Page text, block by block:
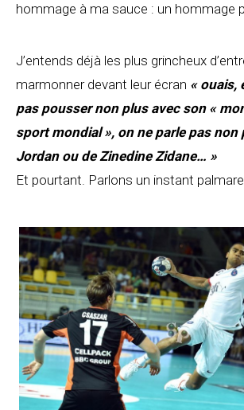
hommage à ma sauce : un hommage
J’entends déjà les plus grincheux
marmonner devant leur écran « ouais,
pas pousser non plus avec son «
sport mondial », on ne parle pas non
Jordan ou de Zinedine Zidane… »
Et pourtant. Parlons un instant